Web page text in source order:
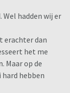
hadden wij er
erachter dan
het me
Maar op de
hebben